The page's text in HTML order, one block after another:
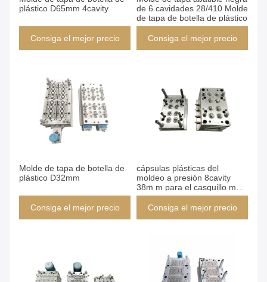
plástico D65mm 4cavity
Consiga el mejor precio
de 6 cavidades 28/410 Molde
de tapa de botella de plástico
Consiga el mejor precio
Molde de tapa de botella de
plástico D32mm
Consiga el mejor precio
cápsulas plásticas del
moldeo a presión 8cavity
38m m para el casquillo más
limpio
Consiga el mejor precio